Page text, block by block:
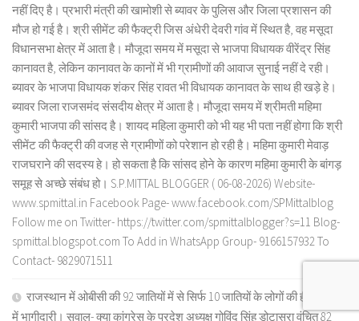
नहीं दिए है। प्रभारी मंत्री की खामोशी से ब्यावर के पुलिस और जिला प्रशासन की
मौज हो गई है। श्री सीमेंट की फैक्ट्री जिस अंधेरी देवरी गांव में स्थित है, वह मसूदा
विधानसभा क्षेत्र में आता है। मौजूदा समय में मसूदा से भाजपा विधायक वीरेंद्र सिंह
कानावत है, लेकिन कानावत के कानों में भी ग्रामीणों की आवाज सुनाई नहीं दे रही।
ब्यावर के भाजपा विधायक शंकर सिंह रावत भी विधायक कानावत के साथ ही खड़े हे।
ब्यावर जिला राजसमंद संसदीय क्षेत्र में आता है। मौजूदा समय में श्रीमती महिमा
कुमारी भाजपा की सांसद है। शायद महिला कुमारी को भी यह भी पता नहीं होगा कि श्री
सीमेंट की फैक्ट्री की वजह से ग्रामीणों को परेशान हो रही है। महिमा कुमारी मेवाड़
राजघराने की सदस्य हे। हो सकता है कि सांसद होने के कारण महिमा कुमारी के बांगड़
समूह से अच्छे संबंध हो। S.P.MITTAL BLOGGER ( 06-08-2026) Website-
www.spmittal.in Facebook Page- www.facebook.com/SPMittalblog
Follow me on Twitter- https://twitter.com/spmittalblogger?s=11 Blog-
spmittal.blogspot.com To Add in WhatsApp Group- 9166157932 To
Contact- 9829071511
राजस्थान में ओबीसी की 92 जातियों में से सिर्फ 10 जातियों के लोगों की ही राजनीति
में भागीदारी। सवाल- क्या कांग्रेस के प्रदेश अध्यक्ष गोविंद सिंह डोटासरा वंचित 82